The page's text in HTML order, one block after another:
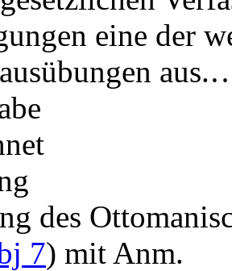
eine der
des
7) mit Anm.